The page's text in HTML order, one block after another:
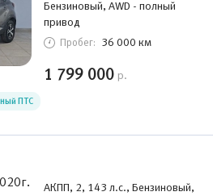
Бензиновый, AWD - полный
привод
Пробег: 36 000 км
1 799 000 р.
ПТС
АКПП, 2, 143 л.с., Бензиновый,